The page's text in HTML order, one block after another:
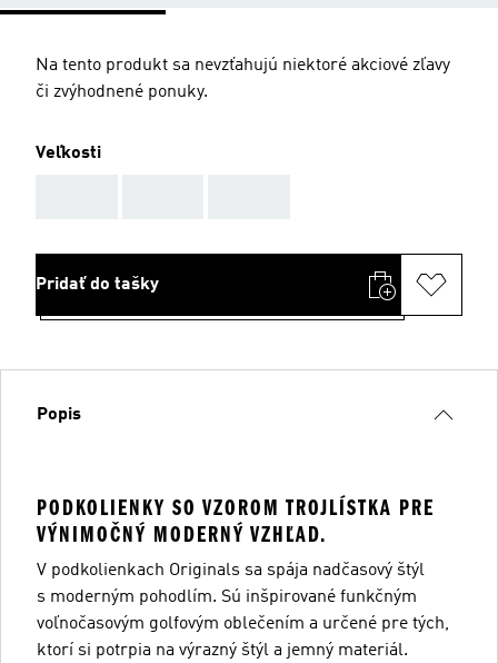
Na tento produkt sa nevzťahujú niektoré akciové zľavy
či zvýhodnené ponuky.
Veľkosti
Pridať do tašky
Popis
PODKOLIENKY SO VZOROM TROJLÍSTKA PRE
VÝNIMOČNÝ MODERNÝ VZHĽAD.
V podkolienkach Originals sa spája nadčasový štýl
s moderným pohodlím. Sú inšpirované funkčným
voľnočasovým golfovým oblečením a určené pre tých,
ktorí si potrpia na výrazný štýl a jemný materiál.